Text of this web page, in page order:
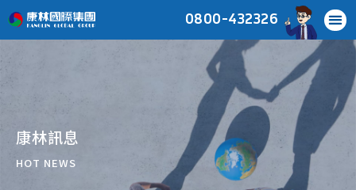
0800-432326
康林訊息
HOT NEWS